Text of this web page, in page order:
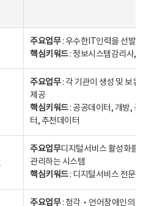
주요업무: 우수한IT인력을 선발
핵심키워드: 정보시스템감리사,
주요업무: 각 기관이 생성 및 보
제공
핵심키워드: 공공데이터, 개방,
터, 추천데이터
주요업무디지털서비스 활성화를
관리하는 시스템
핵심키워드: 디지털서비스 전문
주요업무: 청각‧언어장애인의